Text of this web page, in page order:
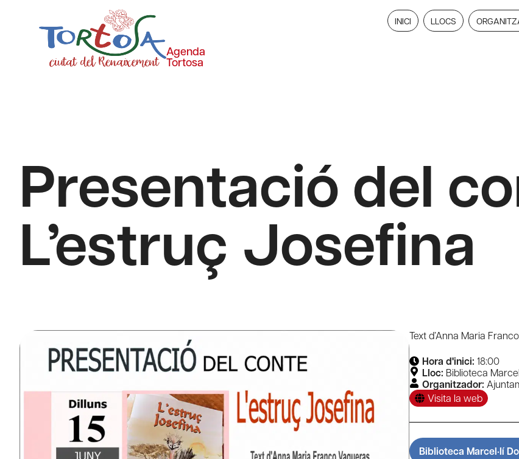
Agenda
Tortosa
INICI LLOCS
Presentació del
L’estruç Josefina
Text d’Anna Maria
Hora d'inici: 18:00
Lloc: Biblioteca
Organitzador:
Visita la web
Biblioteca Marcel·lí